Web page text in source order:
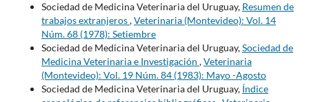
Sociedad de Medicina Veterinaria del Uruguay, Resumen de
trabajos extranjeros,Veterinaria (Montevideo): Vol. 14
Núm. 68 (1978): Setiembre
Sociedad de Medicina Veterinaria del Uruguay,Sociedad de
Medicina Veterinaria e Investigación ,Veterinaria
(Montevideo): Vol. 19 Núm. 84 (1983): Mayo -Agosto
Sociedad de Medicina Veterinaria del Uruguay, Índice